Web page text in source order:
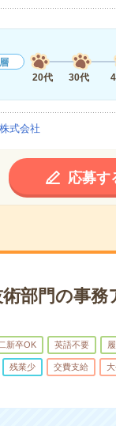
20代
30代
式会社
応募す
部門の事務
新卒OK 英語不要
残業少 交費支給